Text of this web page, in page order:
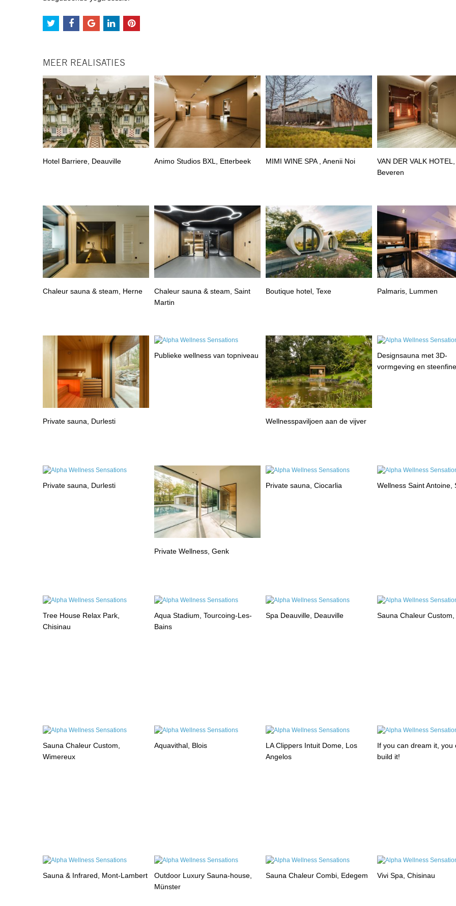
MEER REALISATIES
Hotel Barriere, Deauville Animo Studios BXL, Etterbeek MIMI WINE SPA , Anenii Noi
VAN DER VALK HOTEL,
Beveren
Chaleur sauna & steam, Herne
Chaleur sauna & steam, Saint
Martin
Boutique hotel, Texe Palmaris, Lummen
Private sauna, Durlesti
Publieke wellness van topniveau
Wellnesspaviljoen aan de vijver
Designsauna met 3D-
vormgeving en
Private sauna, Durlesti
Private Wellness, Genk
Private sauna, Ciocarlia Wellness Saint Antoine,
Tree House Relax Park,
Chisinau
Aqua Stadium, Tourcoing-Les-
Bains
Spa Deauville, Deauville Sauna Chaleur
Sauna Chaleur Custom,
Wimereux
Aquavithal, Blois
LA Clippers Intuit Dome, Los
Angelos
If you can dream it, you
build it!
Sauna & Infrared, Mont-Lambert
Outdoor Luxury Sauna-house,
Münster
Sauna Chaleur Combi, Edegem Vivi Spa, Chisinau